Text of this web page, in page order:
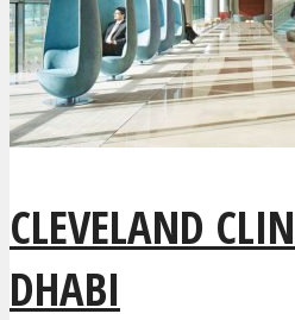
CLEVELAND
DHABI